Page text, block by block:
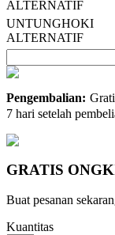
ALTERNATIF
UNTUNGHOKI
ALTERNATIF
Pengembalian:
7 hari setelah
GRATIS
Buat pesanan
Kuantitas